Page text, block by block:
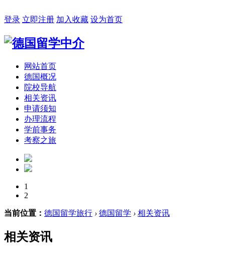
登录 立即注册 加入收藏 设为首页
网站首页
德国概况
院校导航
相关资讯
申请须知
办理流程
学前事务
考察之旅
1
2
当前位置： 德国留学旅行 › 德国留学 › 相关资讯
相关资讯